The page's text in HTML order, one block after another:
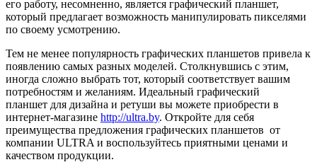
его работу, несомненно, является графический планшет,
который предлагает возможность манипулировать пикселями
по своему усмотрению.
Тем не менее популярность графических планшетов привела к
появлению самых разных моделей. Столкнувшись с этим,
иногда сложно выбрать тот, который соответствует вашим
потребностям и желаниям. Идеальный графический
планшет для дизайна и ретуши вы можете приобрести в
интернет-магазине http://ultra.by. Откройте для себя
преимущества предложения графических планшетов от
компании ULTRA и воспользуйтесь приятными ценами и
качеством продукции.